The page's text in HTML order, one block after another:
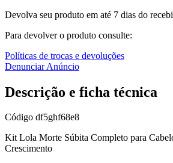
Devolva seu produto em até 7 dias do
Para devolver o produto consulte:
Políticas de trocas e devoluções
Denunciar Anúncio
Descrição e ficha técnica
Código df5ghf68e8
Kit Lola Morte Súbita Completo para
Crescimento